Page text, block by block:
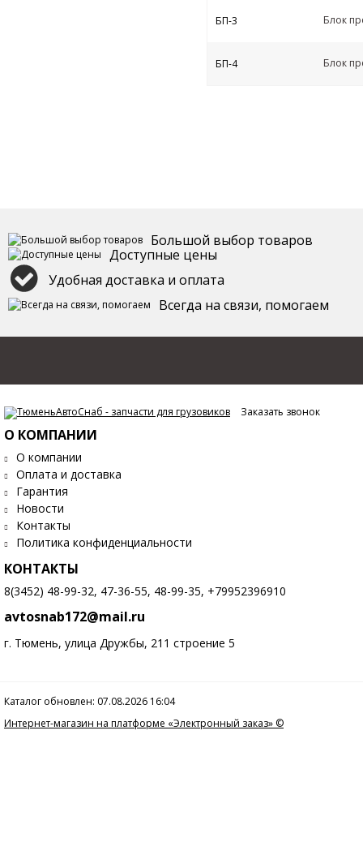
БП-3 Блок
БП-4 Блок
Большой выбор товаров
Доступные цены
Удобная доставка и оплата
Всегда на связи, помогаем
Заказать звонок
О КОМПАНИИ
О компании
Оплата и доставка
Гарантия
Новости
Контакты
Политика конфиденциальности
КОНТАКТЫ
8(3452) 48-99-32, 47-36-55, 48-99-35, +79952396910
avtosnab172@mail.ru
г. Тюмень, улица Дружбы, 211 строение 5
Каталог обновлен: 07.08.2026 16:04
Интернет-магазин на платформе «Электронный заказ» ©